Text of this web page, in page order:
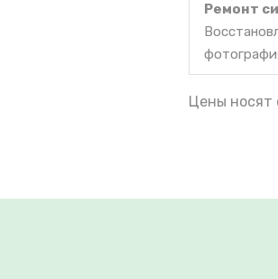
Ремонт
Цены носят